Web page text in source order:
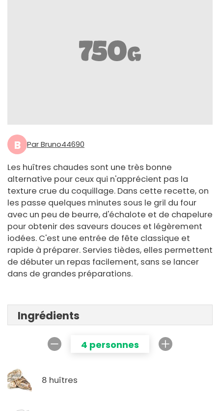
B Par Bruno44690
Les huîtres chaudes sont une très bonne
alternative pour ceux qui n'apprécient pas la
texture crue du coquillage. Dans cette recette, on
les passe quelques minutes sous le gril du four
avec un peu de beurre, d'échalote et de chapelure
pour obtenir des saveurs douces et légèrement
iodées. C'est une entrée de fête classique et
rapide à préparer. Servies tièdes, elles permettent
de débuter un repas facilement, sans se lancer
dans de grandes préparations.
Ingrédients
4 personnes
8 huîtres